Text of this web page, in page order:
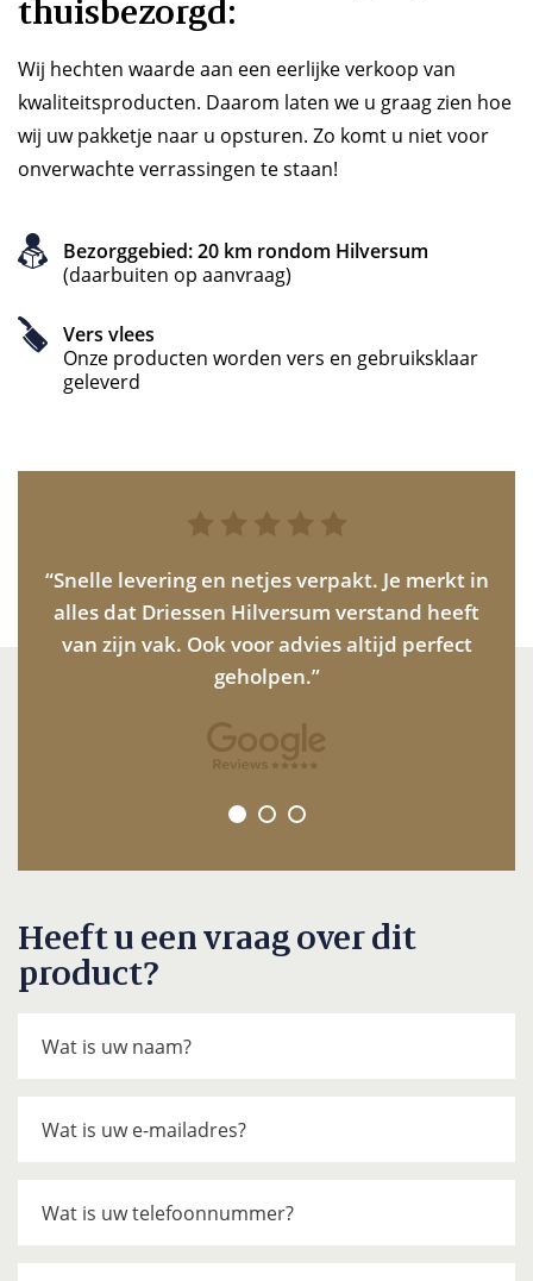
thuisbezorgd:
Wij hechten waarde aan een eerlijke verkoop van
kwaliteitsproducten. Daarom laten we u graag zien hoe
wij uw pakketje naar u opsturen. Zo komt u niet voor
onverwachte verrassingen te staan!
Bezorggebied: 20 km rondom Hilversum
(daarbuiten op aanvraag)
Vers vlees
Onze producten worden vers en gebruiksklaar
geleverd
“Snelle levering en netjes verpakt. Je merkt in
alles dat Driessen Hilversum verstand heeft
van zijn vak. Ook voor advies altijd perfect
geholpen.”
Heeft u een vraag over dit
product?
Wat is uw naam?
Wat is uw e-mailadres?
Wat is uw telefoonnummer?